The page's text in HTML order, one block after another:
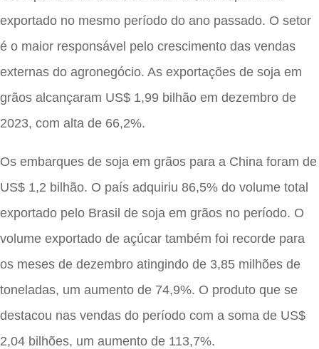
exportado no mesmo período do ano passado. O setor
é o maior responsável pelo crescimento das vendas
externas do agronegócio. As exportações de soja em
grãos alcançaram US$ 1,99 bilhão em dezembro de
2023, com alta de 66,2%.
Os embarques de soja em grãos para a China foram de
US$ 1,2 bilhão. O país adquiriu 86,5% do volume total
exportado pelo Brasil de soja em grãos no período. O
volume exportado de açúcar também foi recorde para
os meses de dezembro atingindo de 3,85 milhões de
toneladas, um aumento de 74,9%. O produto que se
destacou nas vendas do período com a soma de US$
2,04 bilhões, um aumento de 113,7%.